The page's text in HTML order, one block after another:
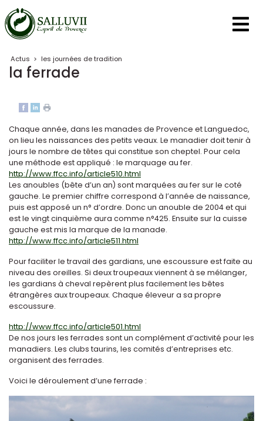
Panneau de gestion des cookies
Actus > les journées de tradition
la ferrade
Chaque année, dans les manades de Provence et Languedoc,
on lieu les naissances des petits veaux. Le manadier doit tenir à
jours le nombre de têtes qui constitue son cheptel. Pour cela
une méthode est appliqué : le marquage au fer.
http://www.ffcc.info/article510.html
Les anoubles (bête d’un an) sont marquées au fer sur le coté
gauche. Le premier chiffre correspond à l’année de naissance,
puis est apposé un n° d’ordre. Donc un anouble de 2004 et qui
est le vingt cinquième aura comme n°425. Ensuite sur la cuisse
gauche est mis la marque de la manade.
http://www.ffcc.info/article511.html
Pour faciliter le travail des gardians, une escoussure est faite au
niveau des oreilles. Si deux troupeaux viennent à se mélanger,
les gardians à cheval repèrent plus facilement les bêtes
étrangères aux troupeaux. Chaque éleveur a sa propre
escoussure.
http://www.ffcc.info/article501.html
De nos jours les ferrades sont un complément d’activité pour les
manadiers. Les clubs taurins, les comités d’entreprises etc.
organisent des ferrades.
Voici le déroulement d’une ferrade :